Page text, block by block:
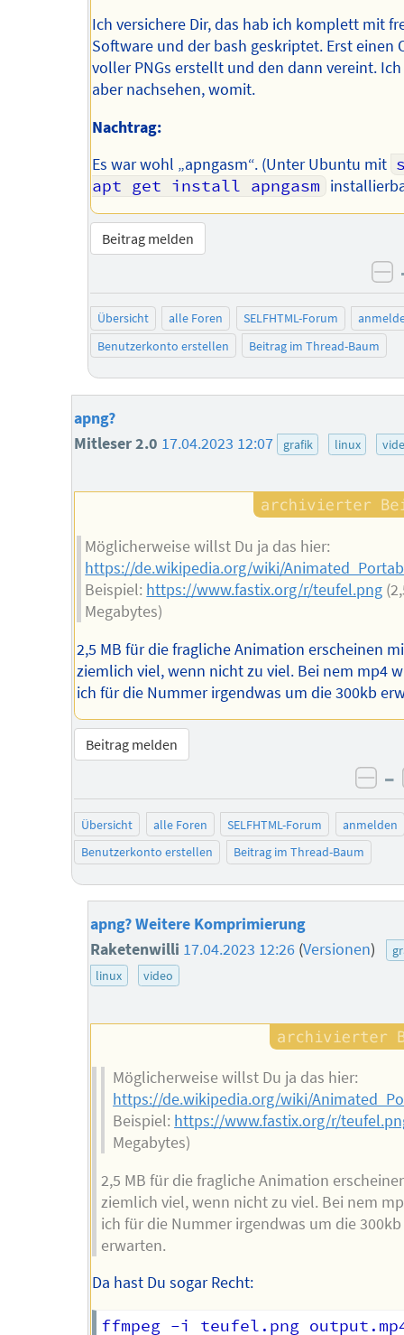
Ich versichere Dir, das hab ich komplett mit
Software und der bash geskriptet. Erst einen
voller PNGs erstellt und den dann vereint.
aber nachsehen, womit.
Nachtrag:
Es war wohl „apngasm“. (Unter Ubuntu mit
apt get install apngasm
Beitrag melden
Übersicht alle Foren SELFHTML-Forum
Benutzerkonto erstellen
Beitrag im Thread-Baum
apng?
Mitleser 2.0 17.04.2023 12:07 grafik linux
Möglicherweise willst Du ja das hier:
https://de.wikipedia.org/wiki/
Beispiel: https://www.fastix.org/r/teufel.png
Megabytes)
2,5 MB für die fragliche Animation erscheinen
ziemlich viel, wenn nicht zu viel. Bei nem mp4
ich für die Nummer irgendwas um die 300kb
Beitrag melden
–
Übersicht alle Foren SELFHTML-Forum
anmelden
Benutzerkonto erstellen
Beitrag im Thread-Baum
apng? Weitere Komprimierung
Raketenwilli 17.04.2023 12:26 (Versionen)
linux
video
Möglicherweise willst Du ja das hier:
https://de.wikipedia.org/wiki/
Beispiel: https://www.fastix.org/r/
Megabytes)
2,5 MB für die fragliche Animation
ziemlich viel, wenn nicht zu viel. Bei nem
ich für die Nummer irgendwas um die 300kb
erwarten.
Da hast Du sogar Recht: